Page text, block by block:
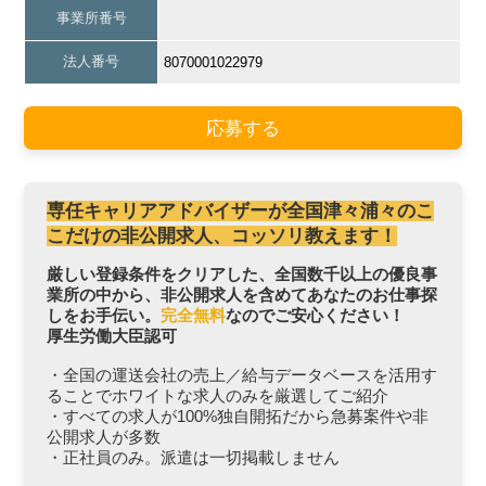
事業所番号
法人番号 8070001022979
応募する
専任キャリアアドバイザーが全国津々浦々のこ
こだけの非公開求人、コッソリ教えます！
厳しい登録条件をクリアした、全国数千以上の優良事
業所の中から、非公開求人を含めてあなたのお仕事探
しをお手伝い。 完全無料なのでご安心ください！
厚生労働大臣認可
・全国の運送会社の売上／給与データベースを活用す
ることでホワイトな求人のみを厳選してご紹介
・すべての求人が100%独自開拓だから急募案件や非
公開求人が多数
・正社員のみ。派遣は一切掲載しません